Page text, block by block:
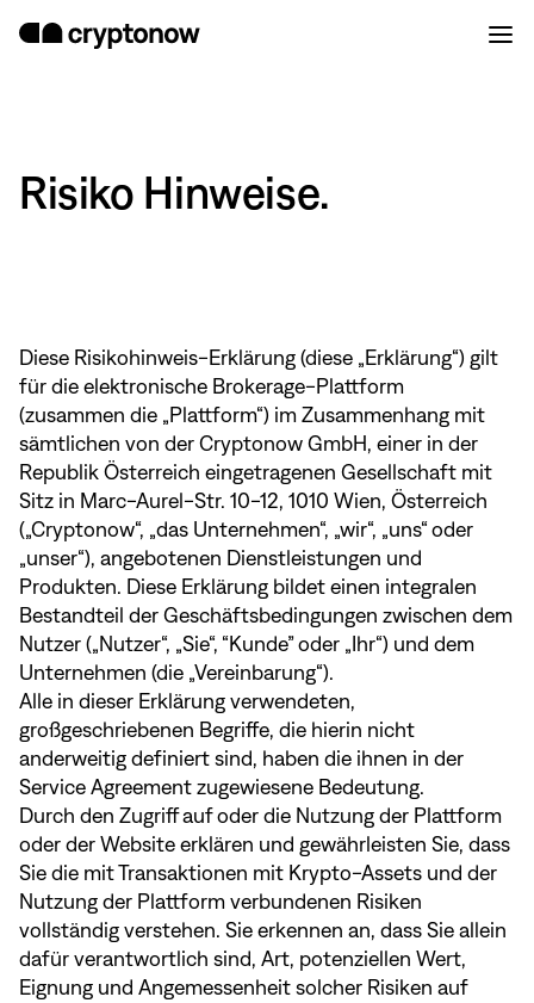
Risiko Hinweise.
Diese Risikohinweis-Erklärung (diese „Erklärung“) gilt
für die elektronische Brokerage-Plattform
(zusammen die „Plattform“) im Zusammenhang mit
sämtlichen von der Cryptonow GmbH, einer in der
Republik Österreich eingetragenen Gesellschaft mit
Sitz in Marc-Aurel-Str. 10-12, 1010 Wien, Österreich
(„Cryptonow“, „das Unternehmen“, „wir“, „uns“ oder
„unser“), angebotenen Dienstleistungen und
Produkten. Diese Erklärung bildet einen integralen
Bestandteil der Geschäftsbedingungen zwischen dem
Nutzer („Nutzer“, „Sie“, “Kunde” oder „Ihr“) und dem
Unternehmen (die „Vereinbarung“).
Alle in dieser Erklärung verwendeten,
großgeschriebenen Begriffe, die hierin nicht
anderweitig definiert sind, haben die ihnen in der
Service Agreement zugewiesene Bedeutung.
Durch den Zugriff auf oder die Nutzung der Plattform
oder der Website erklären und gewährleisten Sie, dass
Sie die mit Transaktionen mit Krypto-Assets und der
Nutzung der Plattform verbundenen Risiken
vollständig verstehen. Sie erkennen an, dass Sie allein
dafür verantwortlich sind, Art, potenziellen Wert,
Eignung und Angemessenheit solcher Risiken auf